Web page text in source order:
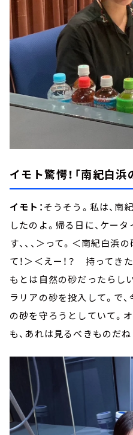
イモト驚愕！「南紀白浜
イモト：そうそう。私は、南
したのよ。帰る日に、ケー
す、、、＞って。＜南紀白浜
て！＞＜えー！？ 持ってきた
もとは自然の砂だったらし
ラリアの砂を投入して。で
の砂を守ろうとしていて。
も、あれは見るべきものだね